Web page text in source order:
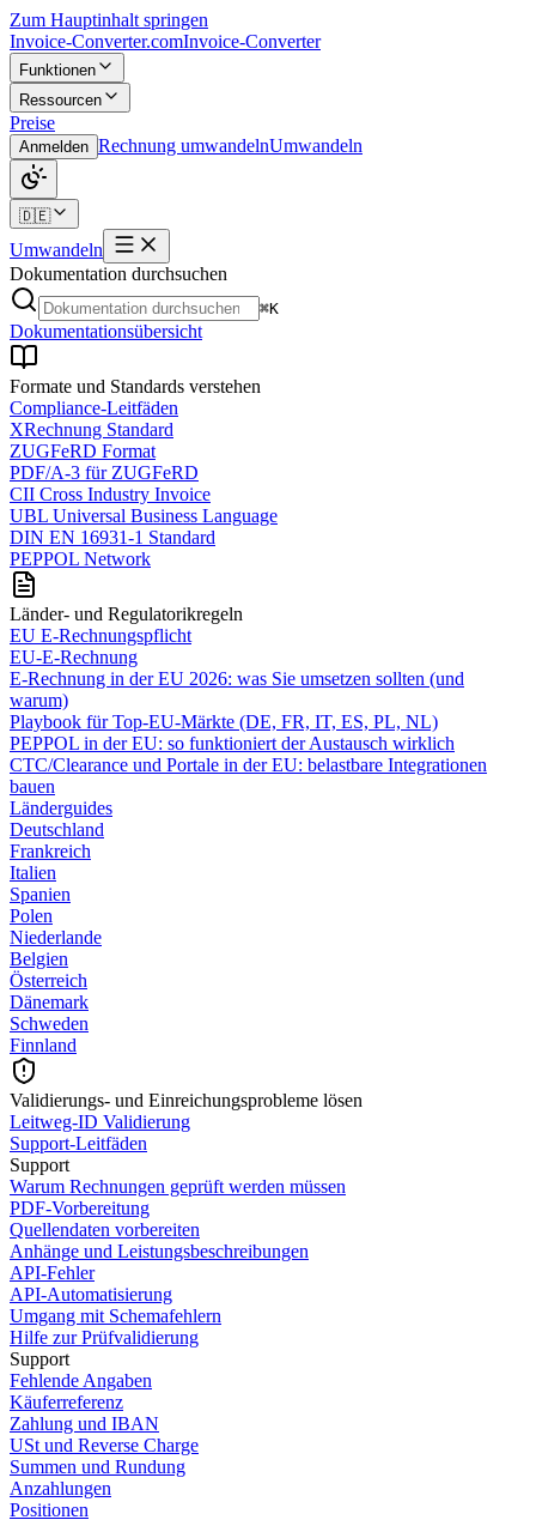
Zum Hauptinhalt springen
Invoice-Converter.comInvoice-Converter
Funktionen
Ressourcen
Preise
Anmelden Rechnung umwandelnUmwandeln
🇩🇪
Umwandeln
Dokumentation durchsuchen
⌘K
Dokumentationsübersicht
Formate und Standards verstehen
Compliance-Leitfäden
XRechnung Standard
ZUGFeRD Format
PDF/A-3 für ZUGFeRD
CII Cross Industry Invoice
UBL Universal Business Language
DIN EN 16931-1 Standard
PEPPOL Network
Länder- und Regulatorikregeln
EU E-Rechnungspflicht
EU-E-Rechnung
E‑Rechnung in der EU 2026: was Sie umsetzen sollten (und
warum)
Playbook für Top‑EU‑Märkte (DE, FR, IT, ES, PL, NL)
PEPPOL in der EU: so funktioniert der Austausch wirklich
CTC/Clearance und Portale in der EU: belastbare Integrationen
bauen
Länderguides
Deutschland
Frankreich
Italien
Spanien
Polen
Niederlande
Belgien
Österreich
Dänemark
Schweden
Finnland
Validierungs- und Einreichungsprobleme lösen
Leitweg-ID Validierung
Support-Leitfäden
Support
Warum Rechnungen geprüft werden müssen
PDF-Vorbereitung
Quellendaten vorbereiten
Anhänge und Leistungsbeschreibungen
API-Fehler
API-Automatisierung
Umgang mit Schemafehlern
Hilfe zur Prüfvalidierung
Support
Fehlende Angaben
Käuferreferenz
Zahlung und IBAN
USt und Reverse Charge
Summen und Rundung
Anzahlungen
Positionen